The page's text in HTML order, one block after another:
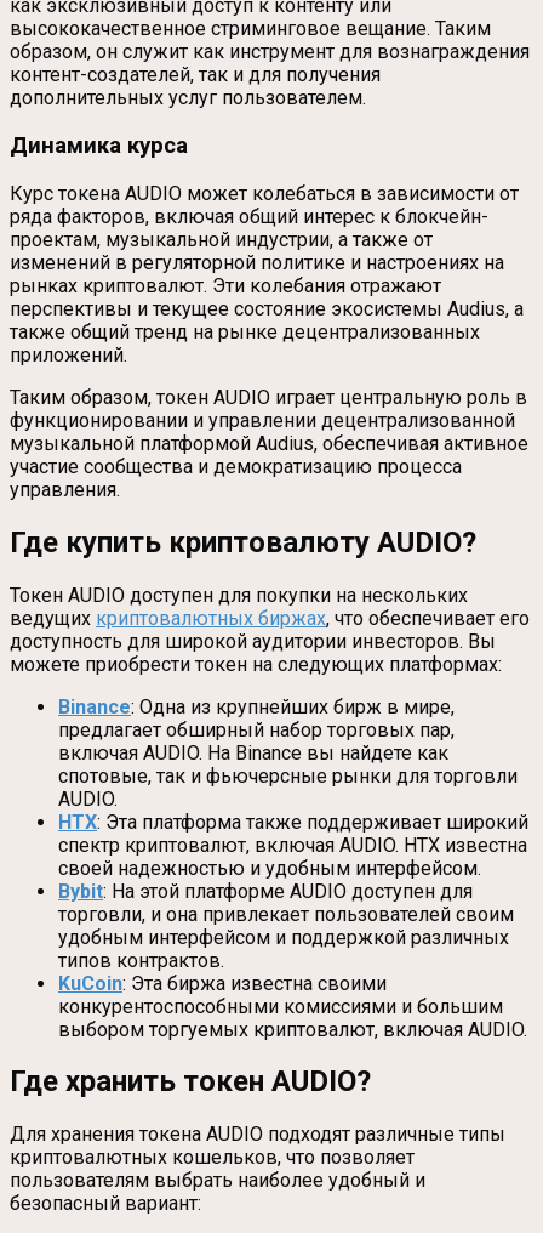
как эксклюзивный доступ к контенту или
высококачественное стриминговое вещание. Таким
образом, он служит как инструмент для вознаграждения
контент-создателей, так и для получения
дополнительных услуг пользователем.
Динамика курса
Курс токена AUDIO может колебаться в зависимости от
ряда факторов, включая общий интерес к блокчейн-
проектам, музыкальной индустрии, а также от
изменений в регуляторной политике и настроениях на
рынках криптовалют. Эти колебания отражают
перспективы и текущее состояние экосистемы Audius, а
также общий тренд на рынке децентрализованных
приложений.
Таким образом, токен AUDIO играет центральную роль в
функционировании и управлении децентрализованной
музыкальной платформой Audius, обеспечивая активное
участие сообщества и демократизацию процесса
управления.
Где купить криптовалюту AUDIO?
Токен AUDIO доступен для покупки на нескольких
ведущих криптовалютных биржах, что обеспечивает его
доступность для широкой аудитории инвесторов. Вы
можете приобрести токен на следующих платформах:
Binance: Одна из крупнейших бирж в мире,
предлагает обширный набор торговых пар,
включая AUDIO. На Binance вы найдете как
спотовые, так и фьючерсные рынки для торговли
AUDIO.
HTX: Эта платформа также поддерживает широкий
спектр криптовалют, включая AUDIO. HTX известна
своей надежностью и удобным интерфейсом.
Bybit: На этой платформе AUDIO доступен для
торговли, и она привлекает пользователей своим
удобным интерфейсом и поддержкой различных
типов контрактов.
KuCoin: Эта биржа известна своими
конкурентоспособными комиссиями и большим
выбором торгуемых криптовалют, включая AUDIO.
Где хранить токен AUDIO?
Для хранения токена AUDIO подходят различные типы
криптовалютных кошельков, что позволяет
пользователям выбрать наиболее удобный и
безопасный вариант: